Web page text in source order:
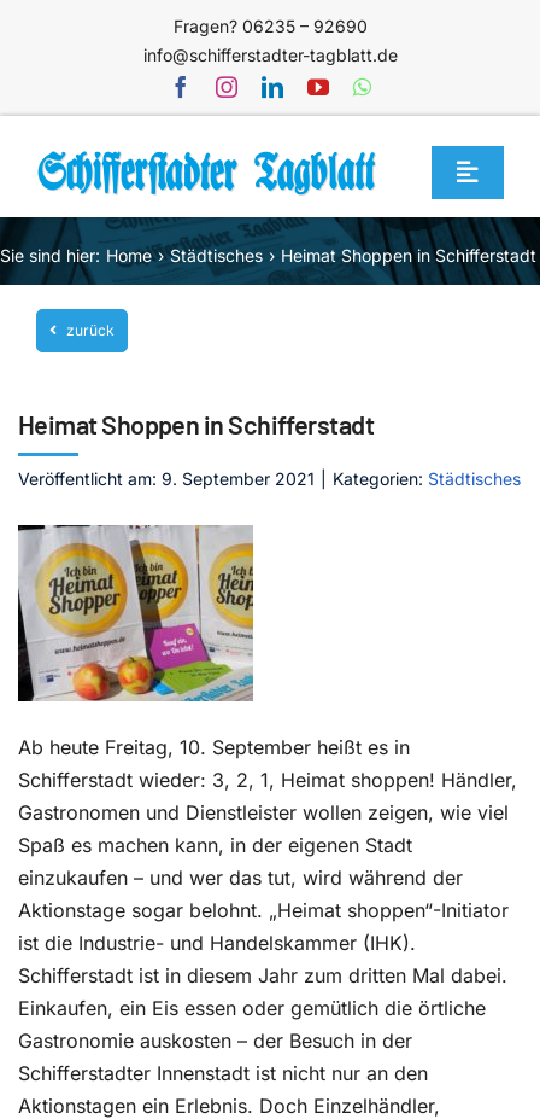
Fragen? 06235 – 92690
info@schifferstadter-tagblatt.de
Toggle
Home
Themen
Blog
Service
Mediathek
Jetzt abonnieren
Kontakt
Sie sind hier: Home Städtisches Heimat Shoppen in Schifferstadt
zurück
Heimat Shoppen in Schifferstadt
Veröffentlicht am: 9. September 2021 Kategorien: Städtisches
Ab heute Freitag, 10. September heißt es in
Schifferstadt wieder: 3, 2, 1, Heimat shoppen! Händler,
Gastronomen und Dienstleister wollen zeigen, wie viel
Spaß es machen kann, in der eigenen Stadt
einzukaufen – und wer das tut, wird während der
Aktionstage sogar belohnt. „Heimat shoppen“-Initiator
ist die Industrie- und Handelskammer (IHK).
Schifferstadt ist in diesem Jahr zum dritten Mal dabei.
Einkaufen, ein Eis essen oder gemütlich die örtliche
Gastronomie auskosten – der Besuch in der
Schifferstadter Innenstadt ist nicht nur an den
Aktionstagen ein Erlebnis. Doch Einzelhändler,